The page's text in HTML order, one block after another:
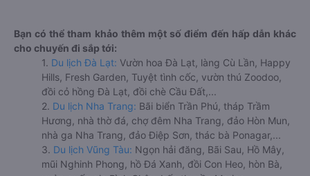
Bạn có thể tham khảo thêm một số điểm đến hấp dẫn khác
cho chuyến đi sắp tới:
1. Du lịch Đà Lạt: Vườn hoa Đà Lạt, làng Cù Lần, Happy
Hills, Fresh Garden, Tuyệt tình cốc, vườn thú Zoodoo,
đồi cỏ hồng Đà Lạt, đồi chè Cầu Đất,...
2. Du lịch Nha Trang: Bãi biển Trần Phú, tháp Trầm
Hương, nhà thờ đá, chợ đêm Nha Trang, đảo Hòn Mun,
nhà ga Nha Trang, đảo Điệp Sơn, thác bà Ponagar,...
3. Du lịch Vũng Tàu: Ngọn hải đăng, Bãi Sau, Hồ Mây,
mũi Nghinh Phong, hồ Đá Xanh, đồi Con Heo, hòn Bà,